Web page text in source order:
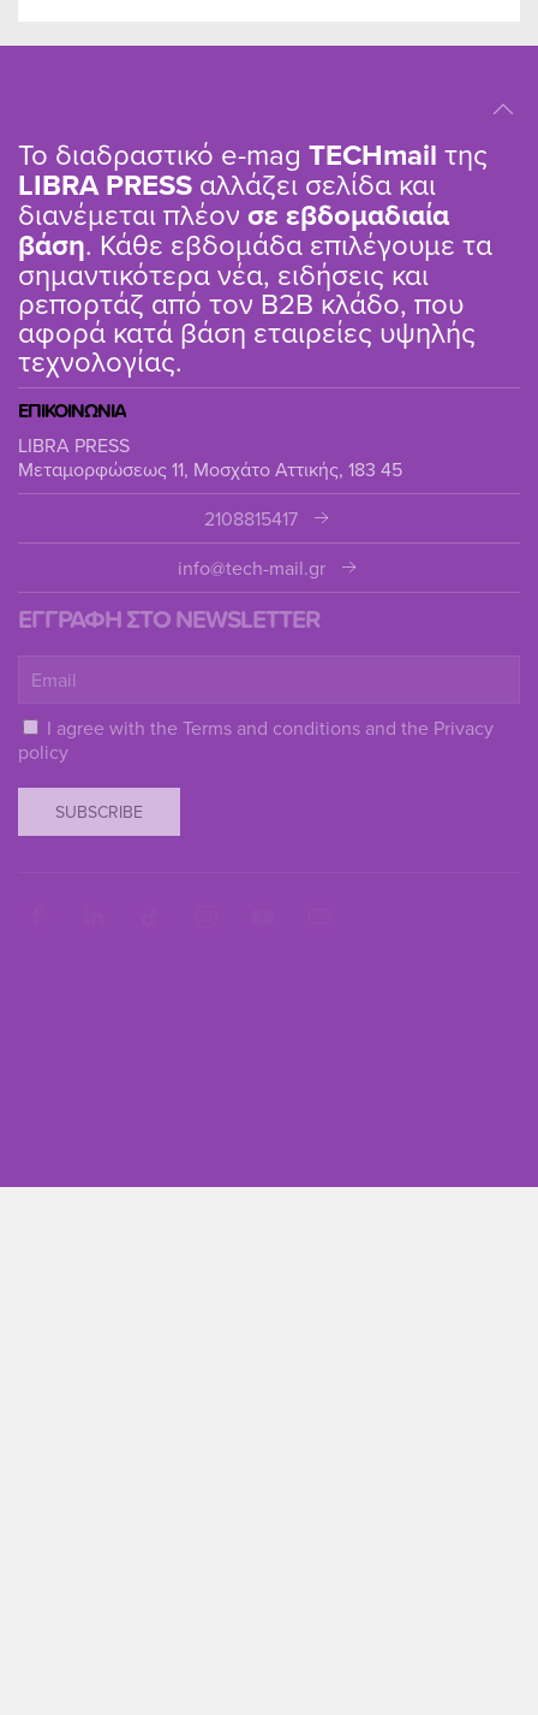
Το διαδραστικό e-mag TΕCHmail της
LIBRA PRESS αλλάζει σελίδα και
διανέμεται πλέον σε εβδομαδιαία
βάση. Κάθε εβδομάδα επιλέγουμε τα
σημαντικότερα νέα, ειδήσεις και
ρεπορτάζ από τον B2B κλάδο, που
αφορά κατά βάση εταιρείες υψηλής
τεχνολογίας.
ΕΠΙΚΟΙΝΩΝΙΑ
LIBRA PRESS
Μεταμορφώσεως 11, Μοσχάτο Αττικής, 183 45
2108815417
info@tech-mail.gr
ΕΓΓΡΑΦΗ ΣΤΟ NEWSLETTER
I agree with the Terms and conditions and the Privacy
policy
SUBSCRIBE